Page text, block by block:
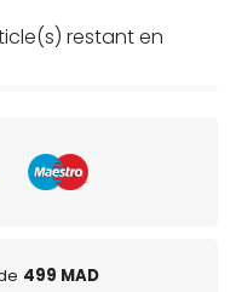
restant en
499 MAD